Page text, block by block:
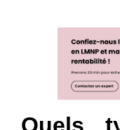
Quels